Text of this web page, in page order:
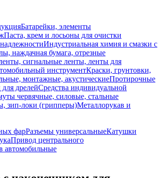
Батарейки, элементы
Паста, крем и лосьоны для очистки
Индустриальная химия и смазки с
наждачная бумага, отрезные
сигнальные ленты, ленты для
инструментКраски, грунтовки,
монтажные, акустическиеПротирочные
дрелейСредства индивидуальной
червячные, силовые, стальные
зип-локи (грипперы)Металлорукав и
фарРазъемы универсальныеКатушки
Привод центрального
автомобильные